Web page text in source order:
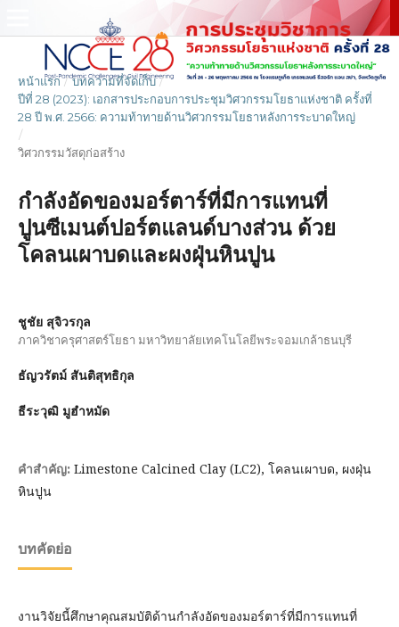
หน้าแรก / บทความที่จัดเก็บ /
ปีที่ 28 (2023): เอกสารประกอบการประชุมวิศวกรรมโยธาแห่งชาติ ครั้งที่
28 ปี พ.ศ. 2566: ความท้าทายด้านวิศวกรรมโยธาหลังการระบาดใหญ่
/
วิศวกรรมวัสดุก่อสร้าง
กำลังอัดของมอร์ตาร์ที่มีการแทนที่
ปูนซีเมนต์ปอร์ตแลนด์บางส่วน ด้วย
โคลนเผาบดและผงฝุ่นหินปูน
ชูชัย สุจิวรกุล
ภาควิชาครุศาสตร์โยธา มหาวิทยาลัยเทคโนโลยีพระจอมเกล้าธนบุรี
ธัญวรัตม์ สันติสุทธิกุล
ธีระวุฒิ มูฮำหมัด
คำสำคัญ: Limestone Calcined Clay (LC2), โคลนเผาบด, ผงฝุ่น
หินปูน
บทคัดย่อ
งานวิจัยนี้ศึกษาคุณสมบัติด้านกำลังอัดของมอร์ตาร์ที่มีการแทนที่